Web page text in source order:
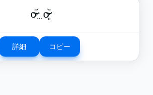
o̴̶̷᷄ ̫ o̴̶̷̥᷅
詳細 コピー